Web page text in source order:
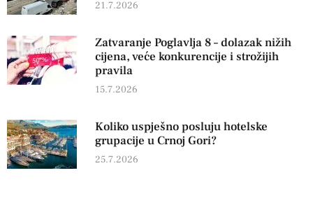
21.7.2026
Zatvaranje Poglavlja 8 – dolazak nižih
cijena, veće konkurencije i strožijih
pravila
15.7.2026
Koliko uspješno posluju hotelske
grupacije u Crnoj Gori?
25.7.2026